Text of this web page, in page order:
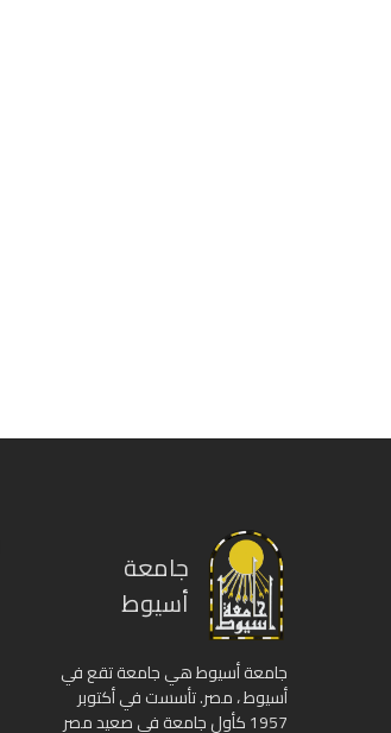
جامعة
أسيوط
جامعة أسيوط هي جامعة تقع في
أسيوط ، مصر. تأسست في أكتوبر
1957 كأول جامعة في صعيد مصر